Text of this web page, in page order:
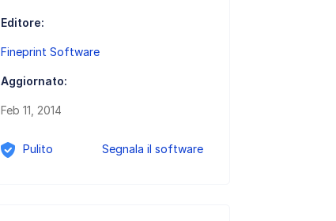
Editore:
Fineprint Software
Aggiornato:
Feb 11, 2014
Pulito Segnala il software